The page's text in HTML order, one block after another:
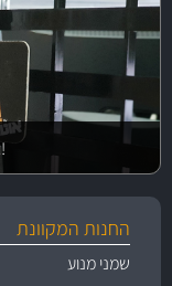
!DON'T TOUCH MY CAR
החנות המקוונת
שמני מנוע